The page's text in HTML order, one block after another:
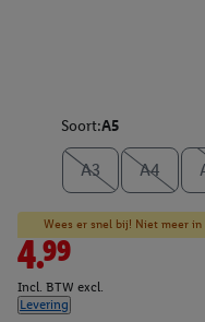
Soort:A5
A3 A4
Wees er snel bij! Niet meer
4.99
Incl. BTW excl.
Levering